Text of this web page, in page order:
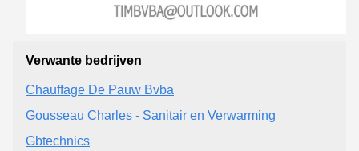
Verwante bedrijven
Chauffage De Pauw Bvba
Gousseau Charles - Sanitair en Verwarming
Gbtechnics